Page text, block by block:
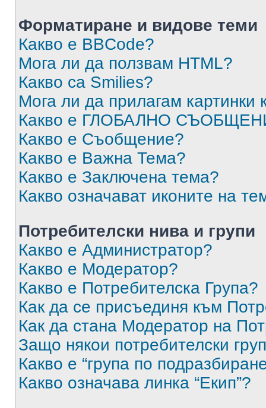
Форматиране и видове теми
Какво е BBCode?
Мога ли да ползвам HTML?
Какво са Smilies?
Мога ли да прилагам
Какво е ГЛОБАЛНО
Какво е Съобщение?
Какво е Важна Тема?
Какво е Заключена тема?
Какво означават иконите на
Потребителски нива и групи
Какво е Администратор?
Какво е Модератор?
Какво е Потребителска Група?
Как да се присъединя към
Как да стана Модератор на
Защо някои потребителски
Какво е “група по
Какво означава линка “Екип”?